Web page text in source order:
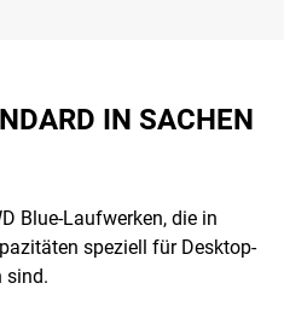
IN SACHEN
Blue-Laufwerken, die in
speziell für Desktop-
sind.